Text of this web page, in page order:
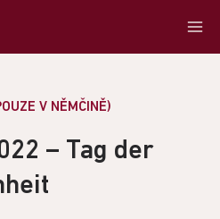
V NĚMČINĚ)
– Tag der